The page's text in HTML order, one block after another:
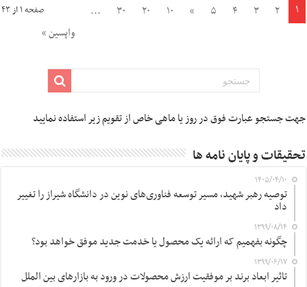
صفحه ۱ از ۴۳ ۱ ۲ ۳ ۴ ۵ » ۱۰ ۲۰ ۳۰
...
واپسین »
جهت جستجو عبارت فوق در روز یا ماهی خاص از تقویم زیر استفاده نمایید
تحقیقات و پایان نامه ها
۱۴۰۵/۰۴/۱۰
توصیه رهبر شهید، مسیر توسعه فناوری‌های نوین در دانشگاه شیراز را تغییر
داد
۱۳۹۹/۰۸/۱۴
چگونه بفهمیم که ارائه یک محصول یا خدمت جدید موفق خواهد بود؟
۱۳۹۹/۰۶/۱۷
تاثیر ابعاد برند بر موفقیت ارزش محصولات در ورود به بازارهای بین الملل